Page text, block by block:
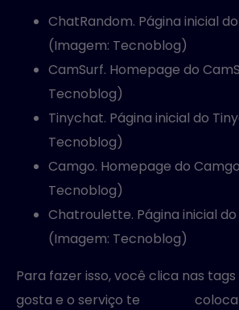
ChatRandom. Página inicial
(Imagem: Tecnoblog)
CamSurf. Homepage do
Tecnoblog)
Tinychat. Página inicial do
Tecnoblog)
Camgo. Homepage do
Tecnoblog)
Chatroulette. Página inicial
(Imagem: Tecnoblog)
Para fazer isso, você clica nas
gosta e o serviço te